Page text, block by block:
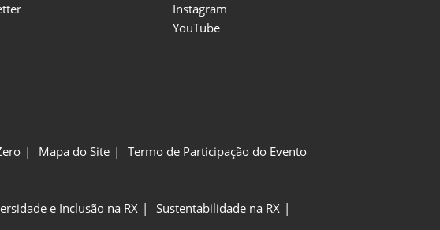
Instagram
YouTube
Mapa do Site Termo de Participação do Evento
e Inclusão na RX
Sustentabilidade na RX